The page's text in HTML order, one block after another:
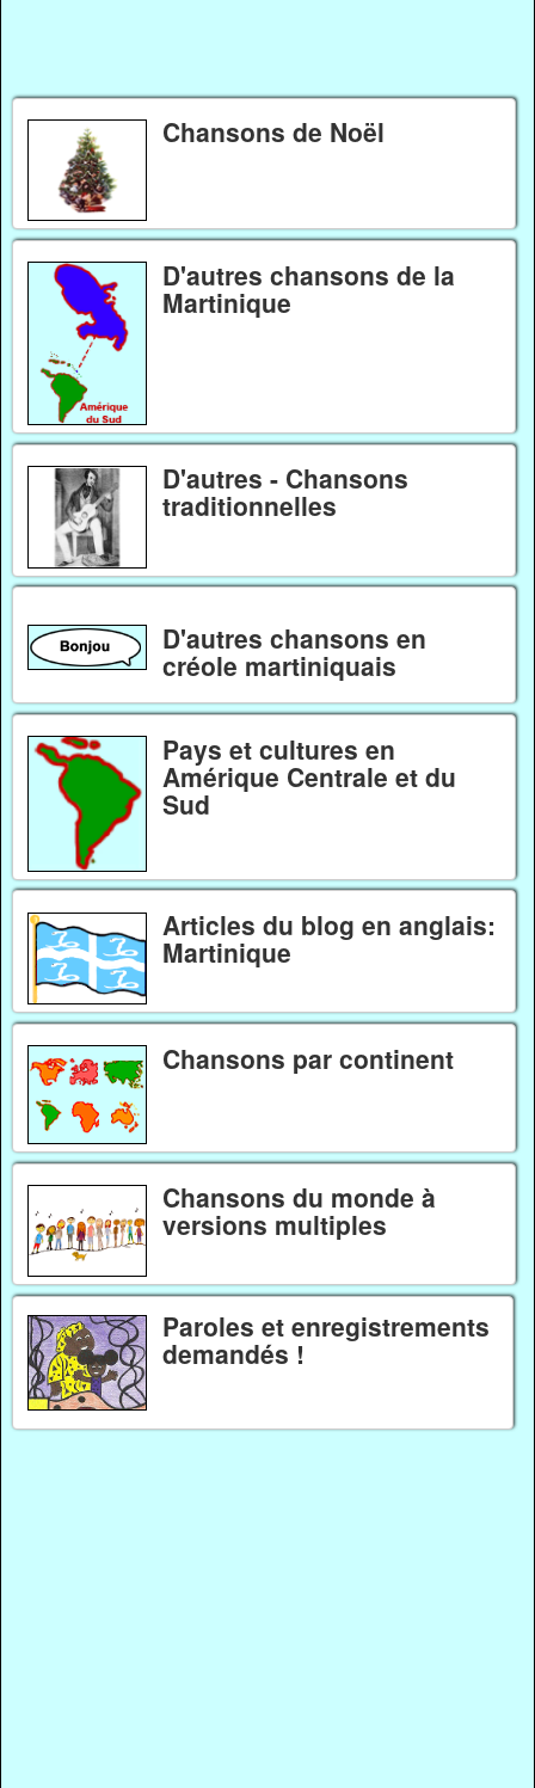
Chansons de Noël
D'autres chansons de la
Martinique
D'autres - Chansons
traditionnelles
D'autres chansons en
créole martiniquais
Pays et cultures en
Amérique Centrale et du
Sud
Articles du blog en anglais:
Martinique
Chansons par continent
Chansons du monde à
versions multiples
Paroles et enregistrements
demandés !